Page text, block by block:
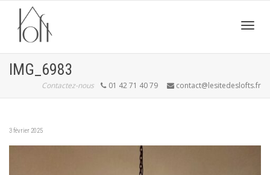
IMG_6983
Contactez-nous 01 42 71 40 79 contact@lesitedeslofts.fr
3 février 2025